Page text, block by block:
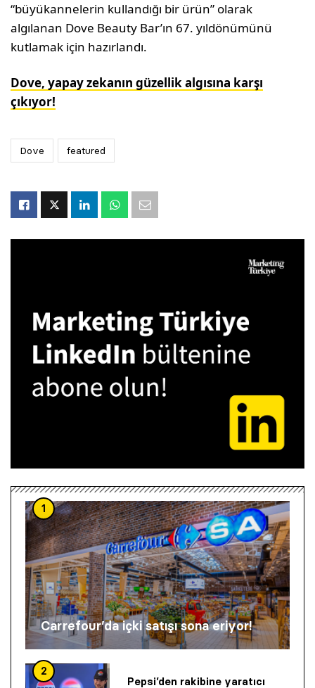
“büyükannelerin kullandığı bir ürün” olarak
algılanan Dove Beauty Bar’ın 67. yıldönümünü
kutlamak için hazırlandı.
Dove, yapay zekanın güzellik algısına karşı
çıkıyor!
Dove featured
1
Carrefour’da içki satışı sona eriyor!
2
Pepsi’den rakibine yaratıcı